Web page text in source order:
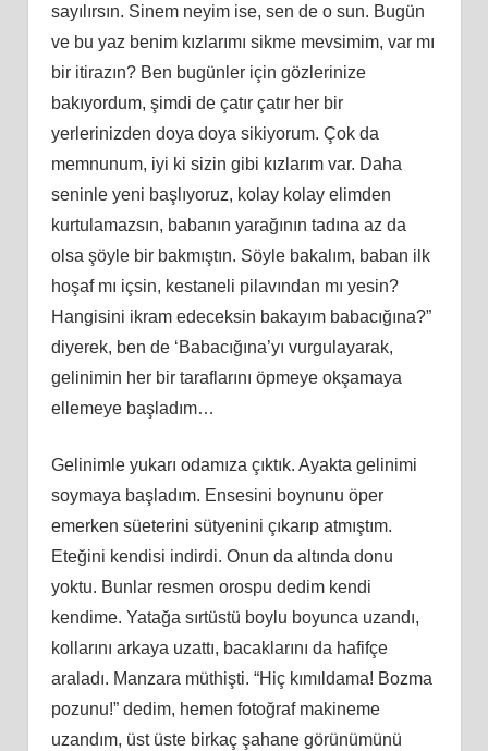
sayılırsın. Sinem neyim ise, sen de o sun. Bugün
ve bu yaz benim kızlarımı sikme mevsimim, var mı
bir itirazın? Ben bugünler için gözlerinize
bakıyordum, şimdi de çatır çatır her bir
yerlerinizden doya doya sikiyorum. Çok da
memnunum, iyi ki sizin gibi kızlarım var. Daha
seninle yeni başlıyoruz, kolay kolay elimden
kurtulamazsın, babanın yarağının tadına az da
olsa şöyle bir bakmıştın. Söyle bakalım, baban ilk
hoşaf mı içsin, kestaneli pilavından mı yesin?
Hangisini ikram edeceksin bakayım babacığına?”
diyerek, ben de ‘Babacığına’yı vurgulayarak,
gelinimin her bir taraflarını öpmeye okşamaya
ellemeye başladım…
Gelinimle yukarı odamıza çıktık. Ayakta gelinimi
soymaya başladım. Ensesini boynunu öper
emerken süeterini sütyenini çıkarıp atmıştım.
Eteğini kendisi indirdi. Onun da altında donu
yoktu. Bunlar resmen orospu dedim kendi
kendime. Yatağa sırtüstü boylu boyunca uzandı,
kollarını arkaya uzattı, bacaklarını da hafifçe
araladı. Manzara müthişti. “Hiç kımıldama! Bozma
pozunu!” dedim, hemen fotoğraf makineme
uzandım, üst üste birkaç şahane görünümünü